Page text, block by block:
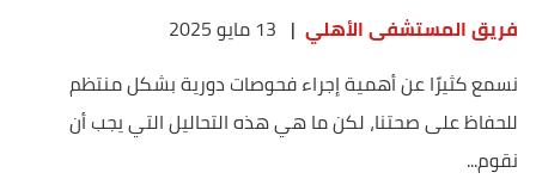
فريق المستشفى الأهلي | 13 مايو 2025
نسمع كثيرًا عن أهمية إجراء فحوصات دورية بشكل منتظم
للحفاظ على صحتنا، لكن ما هي هذه التحاليل التي يجب أن
نقوم...